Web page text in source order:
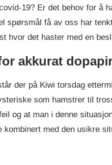
19? Er det behov for å
spørsmål få av oss har
hvor det haster med en
akkurat
der på Kiwi torsdag
som hamstrer til
og at man i denne
kombinert med den usikre